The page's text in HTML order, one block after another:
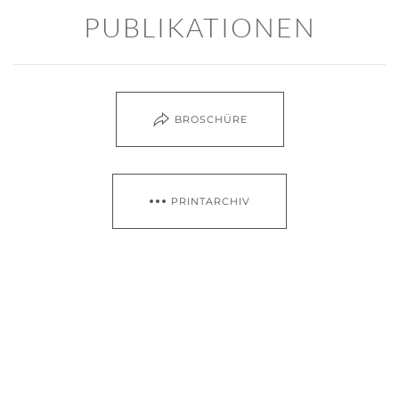
PUBLIKATIONEN
BROSCHÜRE
PRINTARCHIV